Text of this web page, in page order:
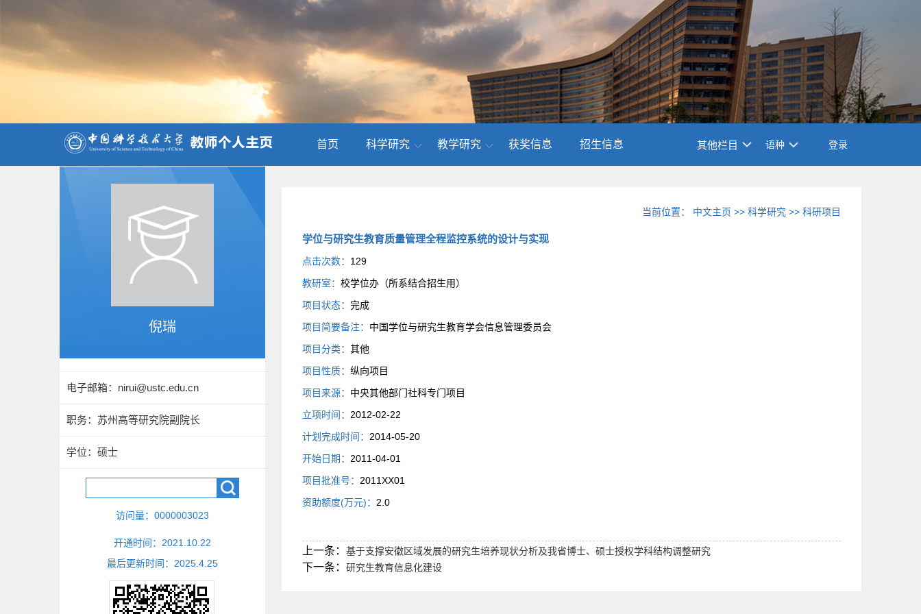
首页 科学研究 教学研究 获奖信息 招生信息 其他栏目 语种 登录
倪瑞
电子邮箱： nirui@ustc.edu.cn
职务：苏州高等研究院副院长
学位：硕士
访问量： 0000003023
开通时间： 2021 10 22
最后更新时间： 2025 4 25
当前位置： 中文主页 >>科学研究 >>科研项目
学位与研究生教育质量管理全程监控系统的设计与实现
点击次数： 129
教研室： 校学位办（所系结合招生用）
项目状态： 完成
项目简要备注： 中国学位与研究生教育学会信息管理委员会
项目分类： 其他
项目性质： 纵向项目
项目来源： 中央其他部门社科专门项目
立项时间： 2012-02-22
计划完成时间： 2014-05-20
开始日期： 2011-04-01
项目批准号： 2011XX01
资助额度(万元)： 2.0
上一条： 基于支撑安徽区域发展的研究生培养现状分析及我省博士、硕士授权学科结构调整研究
下一条： 研究生教育信息化建设